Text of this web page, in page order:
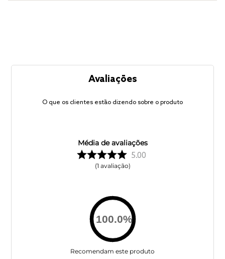
Avaliações
O que os clientes estão dizendo sobre o produto
Média de avaliações
5.00
1 avaliação
100.0%
Recomendam este produto